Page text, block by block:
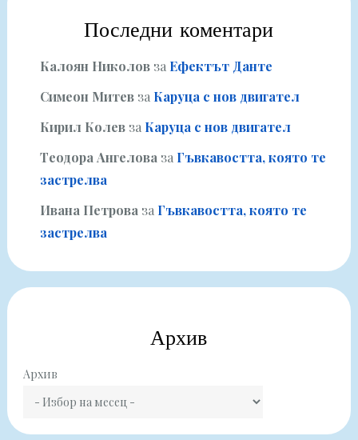
Последни коментари
Калоян Николовза Ефектът Данте
Симеон Митевза Каруца с нов двигател
Кирил Колевза Каруца с нов двигател
Теодора Ангеловаза Гъвкавостта, която те
застрелва
Ивана Петроваза Гъвкавостта, която те
застрелва
Архив
Архив